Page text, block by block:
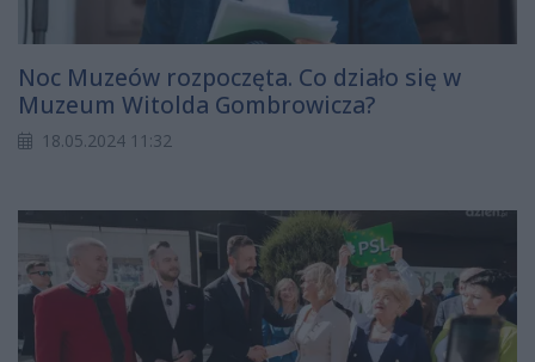
Noc Muzeów rozpoczęta. Co działo się w
Muzeum Witolda Gombrowicza?
18.05.2024 11:32